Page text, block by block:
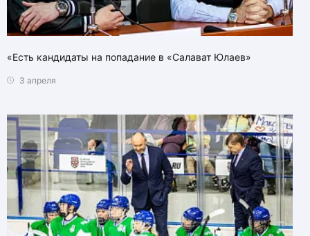
«Есть кандидаты на попадание в «Салават Юлаев»
3 апреля